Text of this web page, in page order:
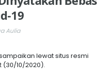
19
Aulia
lewat situs resmi
(30/10/2020).